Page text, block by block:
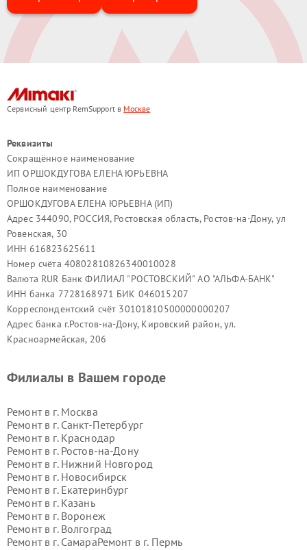
Сервисный центр RemSupport в Москве
Реквизиты
Сокращённое наименование
ИП ОРШОКДУГОВА ЕЛЕНА ЮРЬЕВНА
Полное наименование
ОРШОКДУГОВА ЕЛЕНА ЮРЬЕВНА (ИП)
Адрес 344090, РОССИЯ, Ростовская область, Ростов-на-Дону, ул
Ровенская, 30
ИНН 616823625611
Номер счёта 40802810826340010028
Валюта RUR Банк ФИЛИАЛ "РОСТОВСКИЙ" АО "АЛЬФА-БАНК"
ИНН банка 7728168971 БИК 046015207
Корреспондентский счёт 30101810500000000207
Адрес банка г.Ростов-на-Дону, Кировский район, ул.
Красноармейская, 206
Филиалы в Вашем городе
Ремонт в г. Москва
Ремонт в г. Санкт-Петербург
Ремонт в г. Краснодар
Ремонт в г. Ростов-на-Дону
Ремонт в г. Нижний Новгород
Ремонт в г. Новосибирск
Ремонт в г. Екатеринбург
Ремонт в г. Казань
Ремонт в г. Воронеж
Ремонт в г. Волгоград
Ремонт в г. СамараРемонт в г. Пермь